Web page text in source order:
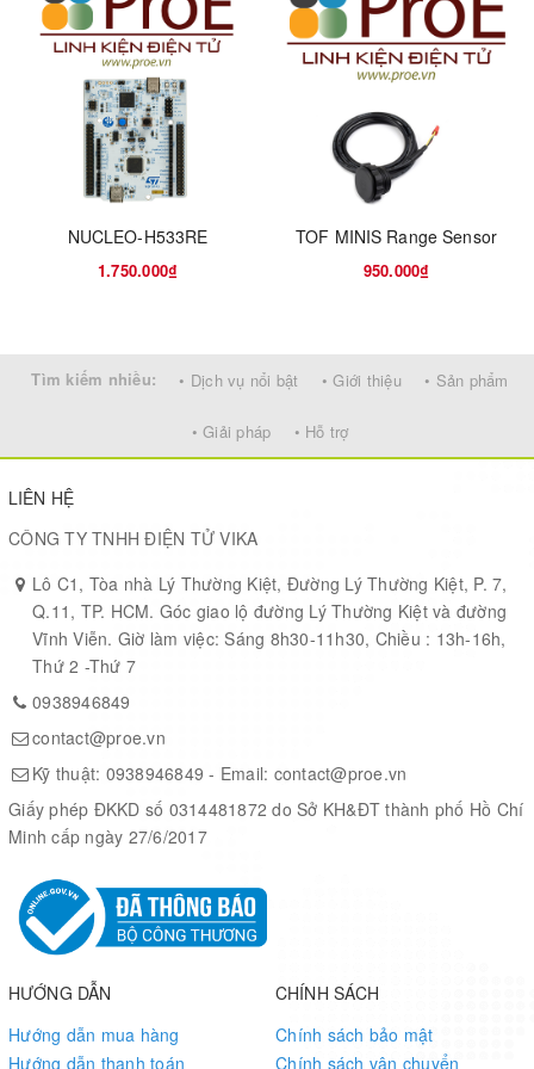
functionality of the STM32 Nucleo open development
platform with a wide choice of specialized shields.
The STM32 Nucleo-64 board does not require any
separate probe as it integrates the ST-LINK
debugger/programmer.
STM32 microcontroller in an LQFP64 or LQFP48
1 user LED shared with ARDUINO
1 user and 1 reset push-buttons
32.768 kHz crystal oscillator
Board connectors:
ARDUINO ®
ST morpho extension pin headers for full access to all
STM32 I/Os
Flexible power-supply options: ST-LINK USB V
external sources
enumeration capability: mass storage, Virtual COM port,
and debug port
Comprehensive free software libraries and examples
available with the STM32Cube MCU Package
Support of a wide choice of Integrated Development
NUCLEO-H533RE
1.750.000₫
TOF MINIS Range Sensor
950.000₫
Tìm kiếm nhiều: • Dịch vụ nổi bật • Giới thiệu • Sản phẩm
• Giải pháp • Hỗ trợ
LIÊN HỆ
CÔNG TY TNHH ĐIỆN TỬ VIKA
Lô C1, Tòa nhà Lý Thường Kiệt, Đường Lý Thường Kiệt, P. 7,
Q.11, TP. HCM. Góc giao lộ đường Lý Thường Kiệt và đường
Vĩnh Viễn. Giờ làm việc: Sáng 8h30-11h30, Chiều : 13h-16h,
Thứ 2 -Thứ 7
0938946849
contact@proe.vn
Kỹ thuật: 0938946849 - Email: contact@proe.vn
Giấy phép ĐKKD số 0314481872 do Sở KH&ĐT thành phố Hồ Chí
Minh cấp ngày 27/6/2017
HƯỚNG DẪN
Hướng dẫn mua hàng
Hướng dẫn thanh toán
CHÍNH SÁCH
Chính sách bảo mật
Chính sách vận chuyển